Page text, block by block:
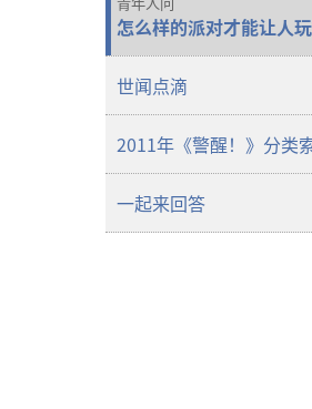
怎么样的派对才能让人
世闻点滴
2011年《警醒！》分类
一起来回答